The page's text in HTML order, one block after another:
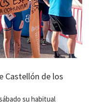
Castellón de los
su habitual